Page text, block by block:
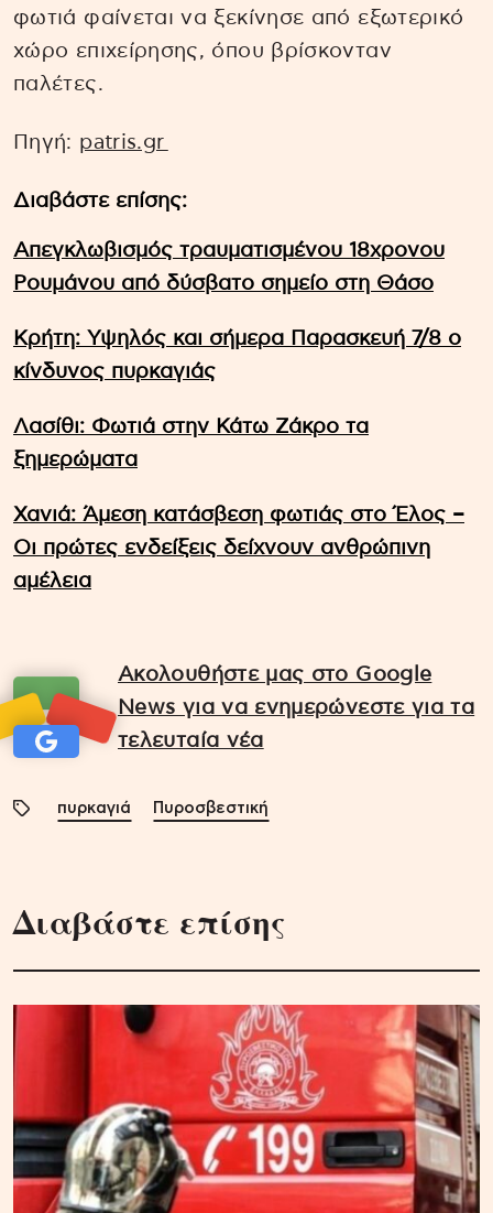
φωτιά φαίνεται να ξεκίνησε από εξωτερικό
χώρο επιχείρησης, όπου βρίσκονταν
παλέτες.
Πηγή: patris.gr
Διαβάστε επίσης:
Απεγκλωβισμός τραυματισμένου 18χρονου
Ρουμάνου από δύσβατο σημείο στη Θάσο
Κρήτη: Υψηλός και σήμερα Παρασκευή 7/8 ο
κίνδυνος πυρκαγιάς
Λασίθι: Φωτιά στην Κάτω Ζάκρο τα
ξημερώματα
Χανιά: Άμεση κατάσβεση φωτιάς στο Έλος –
Οι πρώτες ενδείξεις δείχνουν ανθρώπινη
αμέλεια
Ακολουθήστε μας στο Google
News για να ενημερώνεστε για τα
τελευταία νέα
πυρκαγιά Πυροσβεστική
Διαβάστε επίσης